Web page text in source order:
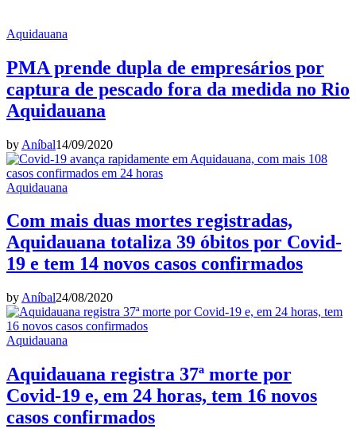
Aquidauana
PMA prende dupla de empresários por
captura de pescado fora da medida no Rio
Aquidauana
by Aníbal14/09/2020
Aquidauana
Com mais duas mortes registradas,
Aquidauana totaliza 39 óbitos por Covid-
19 e tem 14 novos casos confirmados
by Aníbal24/08/2020
Aquidauana
Aquidauana registra 37ª morte por
Covid-19 e, em 24 horas, tem 16 novos
casos confirmados